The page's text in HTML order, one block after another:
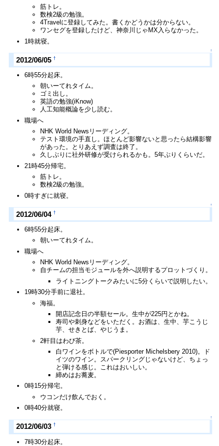
筋トレ。
数検2級の勉強。
4Travelに登録してみた。書くかどうかは分からない。
ワンセグを登録したけど、神奈川じゃMX入らなかった。
1時就寝。
↑
2012/06/05 †
6時55分起床。
朝いーてれタイム。
ゴミ出し。
英語の勉強(iKnow)
人工知能概論を少し読む。
職場へ
NHK World Newsリーディング。
テスト環境の手直し。ほとんど影響ないと思ったら結構影響
があった。とりあえず調査は終了。
久しぶりに社外研修が受けられるかも。5年ぶりくらいだ。
21時45分帰宅。
筋トレ。
数検2級の勉強。
0時すぎに就寝。
↑
2012/06/04 †
6時55分起床。
朝いーてれタイム。
職場へ
NHK World Newsリーディング。
自チームの担当モジュールを外へ説明するプロットづくり。
ライトニングトークみたいに5分くらいで説明したい。
19時30分手前に退社。
海福。
開店記念日の半額セール。生中が225円とかね。
寿司や刺身などをいただく。お酒は、生中、芋こうじ
芋、せきとば、やじうま。
2軒目はわび茶。
白ワインをボトルで(Piesporter Michelsbery 2010)。ド
イツのワイン。スパークリングじゃないけど、ちょっ
と弾ける感じ。これはおいしい。
締めはお蕎麦。
0時15分帰宅。
ウコンだけ飲んでおく。
0時40分就寝。
↑
2012/06/03 †
7時30分起床。